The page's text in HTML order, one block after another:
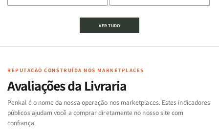
de
Cartas
Famílias
Bíblia
-
Penkal
de
Jogo
Cartas
Famílias
da
Bíblia
-
Penkal
de
Jogo
|
de
de
|
VER TUDO
REPUTAÇÃO CONSTRUÍDA NOS MARKETPLACES
Avaliações da Livraria
Penkal é o nome da nossa operação nos marketplaces. Estes indicadores
públicos ajudam você a comprar diretamente no nosso site com
confiança.